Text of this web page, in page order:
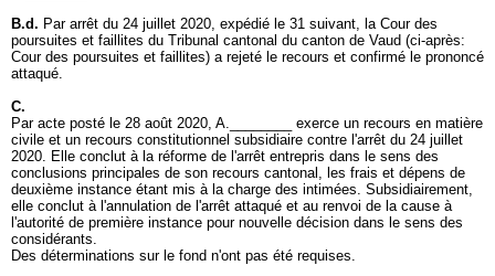
B.d. Par arrêt du 24 juillet 2020, expédié le 31 suivant, la Cour des
poursuites et faillites du Tribunal cantonal du canton de Vaud (ci-après:
Cour des poursuites et faillites) a rejeté le recours et confirmé le prononcé
attaqué.
C.
Par acte posté le 28 août 2020, A.________ exerce un recours en matière
civile et un recours constitutionnel subsidiaire contre l'arrêt du 24 juillet
2020. Elle conclut à la réforme de l'arrêt entrepris dans le sens des
conclusions principales de son recours cantonal, les frais et dépens de
deuxième instance étant mis à la charge des intimées. Subsidiairement,
elle conclut à l'annulation de l'arrêt attaqué et au renvoi de la cause à
l'autorité de première instance pour nouvelle décision dans le sens des
considérants.
Des déterminations sur le fond n'ont pas été requises.